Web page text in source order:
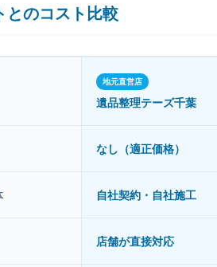
とのコスト比較
地元直営店
遺品整理テーズ千葉
なし（適正価格）
自社契約・自社施工
店舗が直接対応